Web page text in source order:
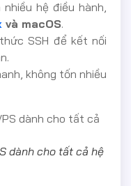
hệ điều hành,
và macOS.
SSH để kết nối
không tốn nhiều
dành cho tất cả hệ